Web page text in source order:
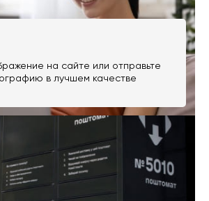
на сайте или отправьте
в лучшем качестве